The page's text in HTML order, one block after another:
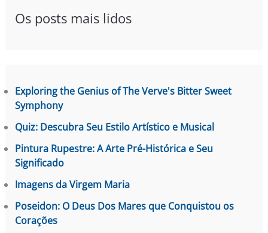
Os posts mais lidos
Exploring the Genius of The Verve's Bitter Sweet
Symphony
Quiz: Descubra Seu Estilo Artístico e Musical
Pintura Rupestre: A Arte Pré-Histórica e Seu
Significado
Imagens da Virgem Maria
Poseidon: O Deus Dos Mares que Conquistou os
Corações